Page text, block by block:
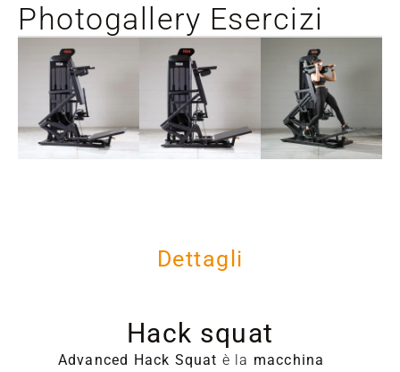
Photogallery Esercizi
Dettagli
Hack squat
Advanced Hack Squat è la macchina